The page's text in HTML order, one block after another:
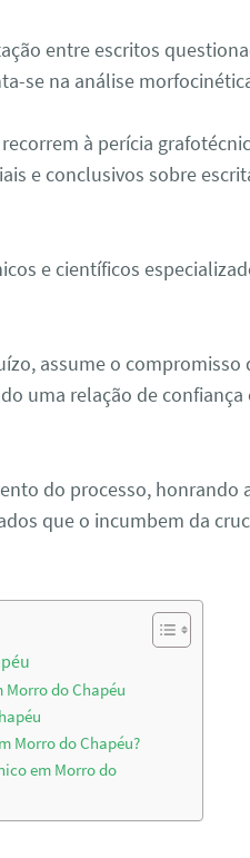
entre escritos
se na análise
à perícia
e conclusivos sobre
e científicos
assume o compromisso
uma relação de confiança
do processo, honrando
que o incumbem da
do Chapéu
Morro do Chapéu?
em Morro do